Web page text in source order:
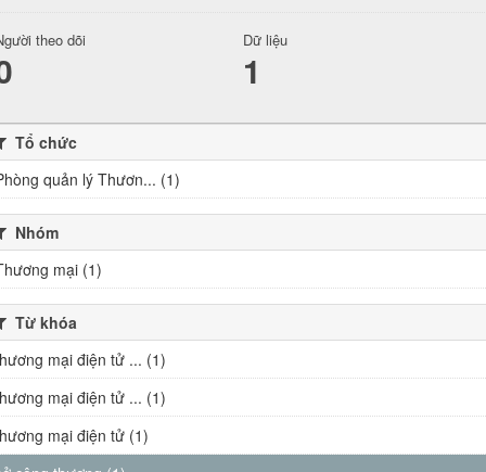
theo dõi Dữ liệu
1
Tổ chức
quản lý Thươn... (1)
Nhóm
mại (1)
Từ khóa
mại điện tử ... (1)
mại điện tử ... (1)
mại điện tử (1)